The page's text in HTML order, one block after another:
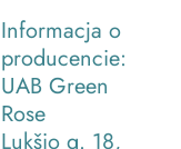
Informacja o
producencie:
UAB Green
Rose
Lukšio g. 18,